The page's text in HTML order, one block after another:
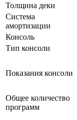
Толщина деки
Система
амортизации
Консоль
Тип консоли
Показания консоли
Общее количество
программ